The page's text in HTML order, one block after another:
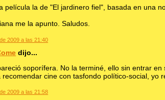
película la de "El jardinero fiel", basada en una
me la apunto. Saludos.
2009 a las 21:40
dijo...
soporífera. No la terminé, ello sin entrar
recomendar cine con tasfondo político-social, yo
2009 a las 21:58